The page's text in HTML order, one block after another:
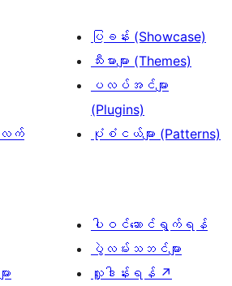
လက်
ပြခန်း (Showcase)
သီးမားများ (Themes)
ပလပ်အင်များ
(Plugins)
ပုံစံငယ်များ (Patterns)
း
ပါဝင်ဆောင်ရွက်ရန်
ပွဲလမ်းသဘင်များ
လှူဒါန်းရန် ↗